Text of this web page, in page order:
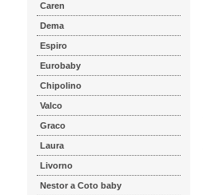
Caren
Dema
Espiro
Eurobaby
Chipolino
Valco
Graco
Laura
Livorno
Nestor a Coto baby